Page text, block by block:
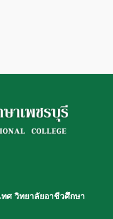
ศ วิทยาลัยอาชีวศึกษา